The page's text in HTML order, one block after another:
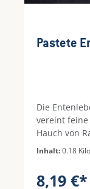
Pastete
Die
vereint
Hauch von
Aroma der
pikante
ideal für
Inhalt:0.18
8,19 €*